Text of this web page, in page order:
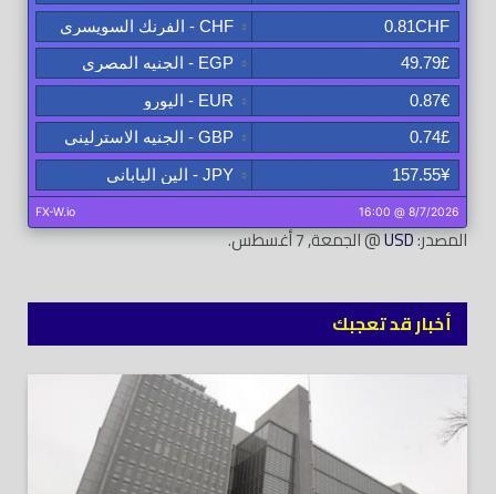
المصدر:USD@ الجمعة, 7 أغسطس.
أخبار قد تعجبك